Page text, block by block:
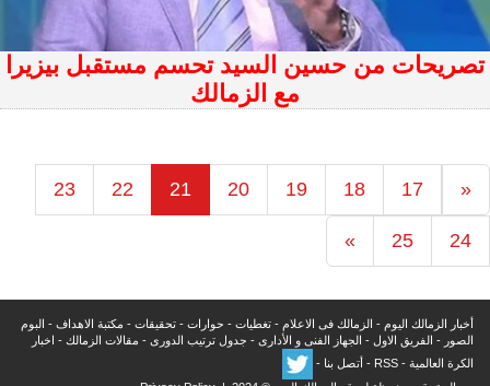
تصريحات من حسين السيد تحسم مستقبل بيزيرا
مع الزمالك
«
17
18
19
20
21
22
23
24
25
»
أخبار الزمالك اليوم - الزمالك فى الاعلام - تغطيات - حوارات - تحقيقات - مكتبة الاهداف - البوم
الصور - الفريق الاول - الجهاز الفنى و الأدارى - جدول ترتيب الدورى - مقالات الزمالك - اخبار
الكرة العالمية -
RSS
- أتصل بنا -